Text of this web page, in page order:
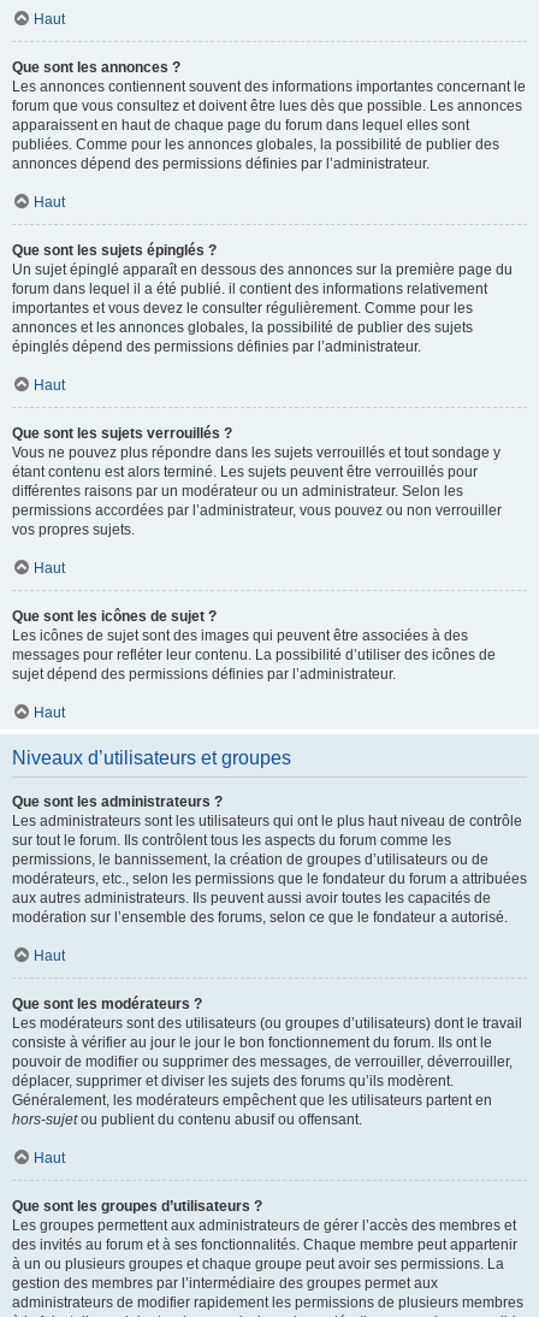
Haut
Que sont les annonces ?
Les annonces contiennent souvent des informations importantes concernant le
forum que vous consultez et doivent être lues dès que possible. Les annonces
apparaissent en haut de chaque page du forum dans lequel elles sont
publiées. Comme pour les annonces globales, la possibilité de publier des
annonces dépend des permissions définies par l’administrateur.
Haut
Que sont les sujets épinglés ?
Un sujet épinglé apparaît en dessous des annonces sur la première page du
forum dans lequel il a été publié. il contient des informations relativement
importantes et vous devez le consulter régulièrement. Comme pour les
annonces et les annonces globales, la possibilité de publier des sujets
épinglés dépend des permissions définies par l’administrateur.
Haut
Que sont les sujets verrouillés ?
Vous ne pouvez plus répondre dans les sujets verrouillés et tout sondage y
étant contenu est alors terminé. Les sujets peuvent être verrouillés pour
différentes raisons par un modérateur ou un administrateur. Selon les
permissions accordées par l’administrateur, vous pouvez ou non verrouiller
vos propres sujets.
Haut
Que sont les icônes de sujet ?
Les icônes de sujet sont des images qui peuvent être associées à des
messages pour refléter leur contenu. La possibilité d’utiliser des icônes de
sujet dépend des permissions définies par l’administrateur.
Haut
Niveaux d’utilisateurs et groupes
Que sont les administrateurs ?
Les administrateurs sont les utilisateurs qui ont le plus haut niveau de contrôle
sur tout le forum. Ils contrôlent tous les aspects du forum comme les
permissions, le bannissement, la création de groupes d’utilisateurs ou de
modérateurs, etc., selon les permissions que le fondateur du forum a attribuées
aux autres administrateurs. Ils peuvent aussi avoir toutes les capacités de
modération sur l’ensemble des forums, selon ce que le fondateur a autorisé.
Haut
Que sont les modérateurs ?
Les modérateurs sont des utilisateurs (ou groupes d’utilisateurs) dont le travail
consiste à vérifier au jour le jour le bon fonctionnement du forum. Ils ont le
pouvoir de modifier ou supprimer des messages, de verrouiller, déverrouiller,
déplacer, supprimer et diviser les sujets des forums qu’ils modèrent.
Généralement, les modérateurs empêchent que les utilisateurs partent en
hors-sujetou publient du contenu abusif ou offensant.
Haut
Que sont les groupes d’utilisateurs ?
Les groupes permettent aux administrateurs de gérer l’accès des membres et
des invités au forum et à ses fonctionnalités. Chaque membre peut appartenir
à un ou plusieurs groupes et chaque groupe peut avoir ses permissions. La
gestion des membres par l’intermédiaire des groupes permet aux
administrateurs de modifier rapidement les permissions de plusieurs membres